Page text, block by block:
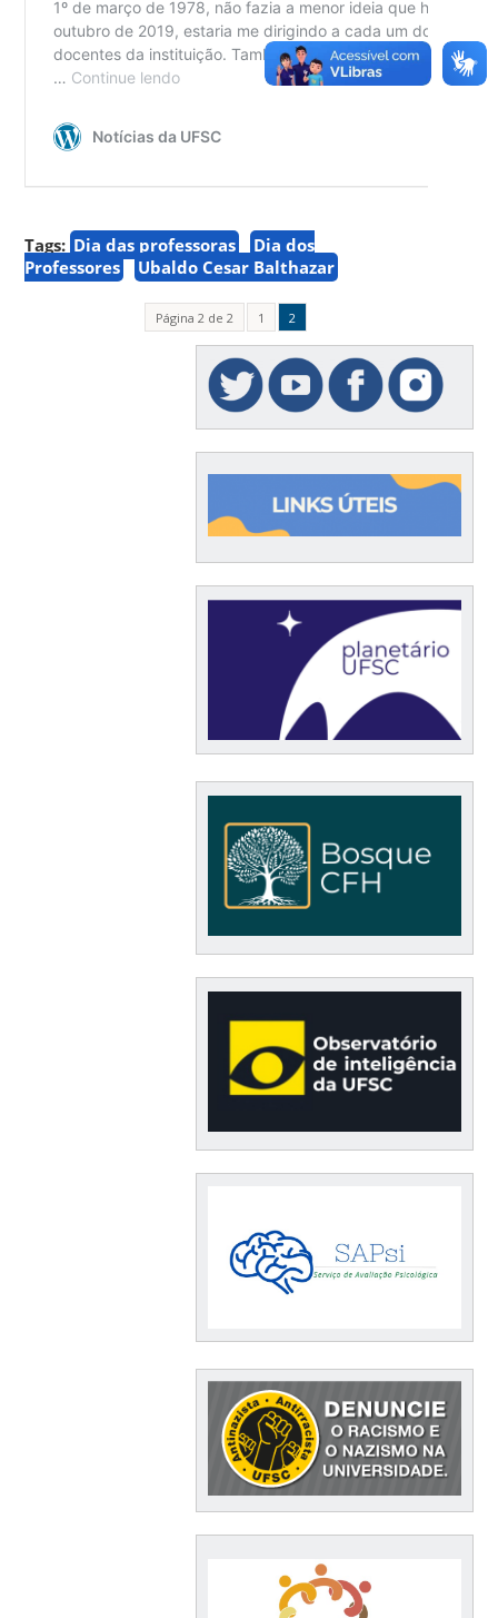
Tags: Dia das professoras
Dia dos
Professores
Ubaldo Cesar Balthazar
Página 2 de 2 1 2